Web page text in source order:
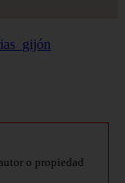
o propiedad